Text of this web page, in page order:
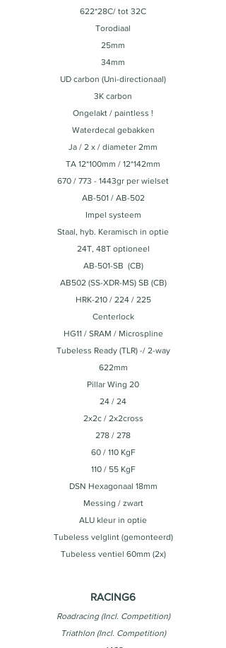
622*28C/ tot 32C
Torodiaal
25mm
34mm
UD carbon (Uni-directionaal)
3K carbon
Ongelakt / paintless !
Waterdecal gebakken
Ja / 2 x / diameter 2mm
TA 12*100mm / 12*142mm
670 / 773 - 1443gr per wielset
AB-501 / AB-502
Impel systeem
Staal, hyb. Keramisch in optie
24T, 48T optioneel
AB-501-SB (CB)
AB502 (SS-XDR-MS) SB (CB)
HRK-210 / 224 / 225
Centerlock
HG11 / SRAM / Microspline
Tubeless Ready (TLR) -/ 2-way
622mm
Pillar Wing 20
24 / 24
2x2c / 2x2cross
278 / 278
60 / 110 KgF
110 / 55 KgF
DSN Hexagonaal 18mm
Messing / zwart
ALU kleur in optie
Tubeless velglint (gemonteerd)
Tubeless ventiel 60mm (2x)
RACING6
Roadracing (Incl. Competition)
Triathlon (Incl. Competition)